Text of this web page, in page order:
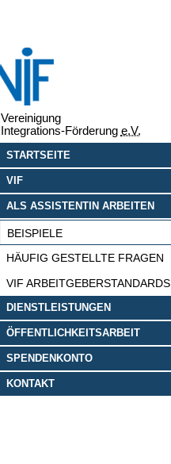
Vereinigung
Integrations-Förderung e.V.
STARTSEITE
VIF
ALS ASSISTENTIN ARBEITEN
BEISPIELE
HÄUFIG GESTELLTE FRAGEN
VIF ARBEITGEBERSTANDARDS
DIENSTLEISTUNGEN
ÖFFENTLICHKEITSARBEIT
SPENDENKONTO
KONTAKT